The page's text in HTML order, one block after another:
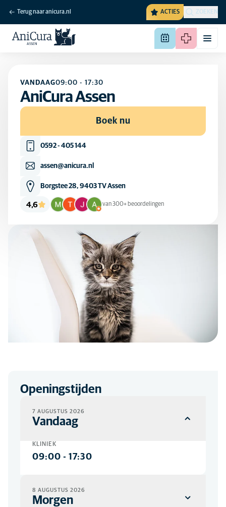
Terug naar anicura.nl ACTIES ZOEKEN
VANDAAG09:00 - 17:30
AniCura Assen
Boek nu
0592 - 405 144
assen@anicura.nl
Borgstee 28, 9403 TV Assen
4,6 van 300+ beoordelingen
Openingstijden
7 AUGUSTUS 2026
Vandaag
KLINIEK
09:00 - 17:30
8 AUGUSTUS 2026
Morgen